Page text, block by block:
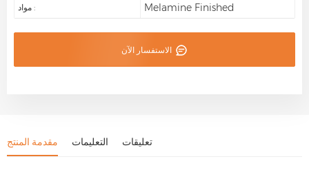
مواد : Melamine Finished
الاستفسار الآن
مقدمة المنتج التعليمات تعليقات